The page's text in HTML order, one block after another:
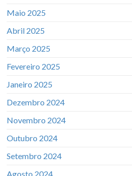
Maio 2025
Abril 2025
Março 2025
Fevereiro 2025
Janeiro 2025
Dezembro 2024
Novembro 2024
Outubro 2024
Setembro 2024
Agosto 2024